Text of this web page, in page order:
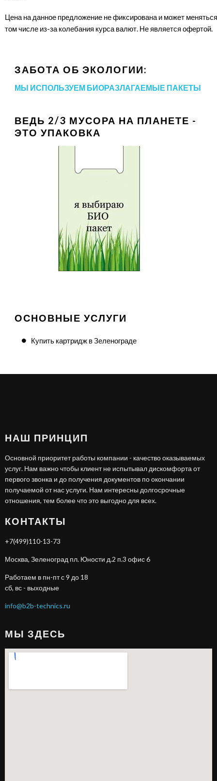
Цена на данное предложение не фиксирована и может
том числе из-за колебания курса валют. Не является офертой.
ЗАБОТА ОБ ЭКОЛОГИИ:
МЫ ИСПОЛЬЗУЕМ БИОРАЗЛАГАЕМЫЕ ПАКЕТЫ
ВЕДЬ 2/3 МУСОРА НА ПЛАНЕТЕ -
ЭТО УПАКОВКА
ОСНОВНЫЕ УСЛУГИ
Купить картридж в Зеленограде
НАШ ПРИНЦИП
Основной приоритет работы компании - качество оказываемых
услуг. Нам важно чтобы клиент не испытывал дискомфорта от
первого звонка и до получения документов по окончании
получаемой от нас услуги. Нам интересны долгосрочные
отношения, тем более что это выгодно для всех.
КОНТАКТЫ
+7(499)110-13-73
Москва, Зеленоград пл. Юности д.2 п.3 офис 6
Работаем в пн-пт с 9 до 18
сб, вс - выходные
info@b2b-technics.ru
МЫ ЗДЕСЬ